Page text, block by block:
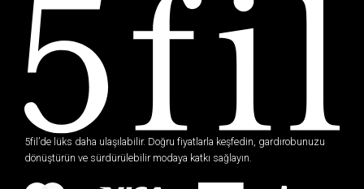
5fil’de lüks daha ulaşılabilir. Doğru fiyatlarla keşfedin, gardırobunuzu
dönüştürün ve sürdürülebilir modaya katkı sağlayın.